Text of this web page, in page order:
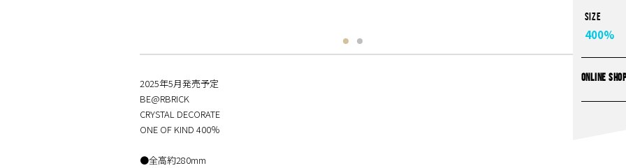
Size
400%
ONLINE
2025年5月発売予定
BE@RBRICK
CRYSTAL DECORATE
ONE OF KIND 400％
●全高約280mm